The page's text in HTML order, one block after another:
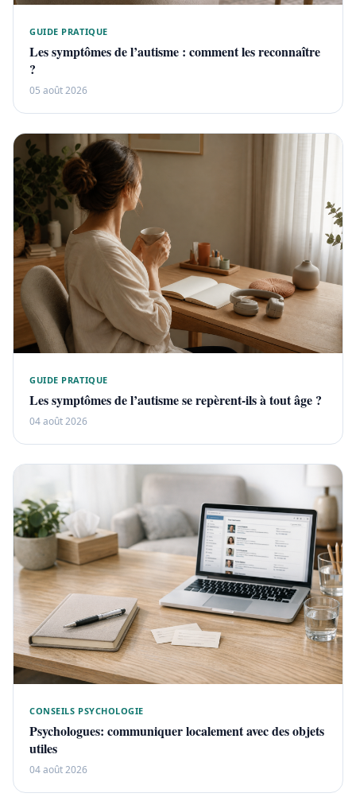
GUIDE PRATIQUE
Les symptômes de l’autisme : comment les reconnaître
?
05 août 2026
GUIDE PRATIQUE
Les symptômes de l’autisme se repèrent-ils à tout âge ?
04 août 2026
CONSEILS PSYCHOLOGIE
Psychologues: communiquer localement avec des objets
utiles
04 août 2026